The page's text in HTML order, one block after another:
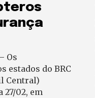
Os
estados do BRC
Central)
27/02, em